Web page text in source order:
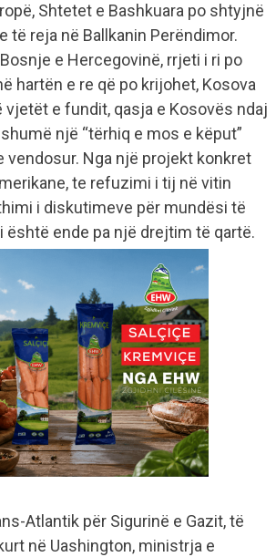
Shtetet e Bashkuara po shtyjnë
të reja në Ballkanin Perëndimor.
e Hercegovinë, rrjeti i ri po
hartën e re që po krijohet, Kosova
vjetët e fundit, qasja e Kosovës ndaj
një “tërhiq e mos e këput”
vendosur. Nga një projekt konkret
te refuzimi i tij në vitin
i diskutimeve për mundësi të
është ende pa një drejtim të qartë.
Atlantik për Sigurinë e Gazit, të
në Uashington, ministrja e